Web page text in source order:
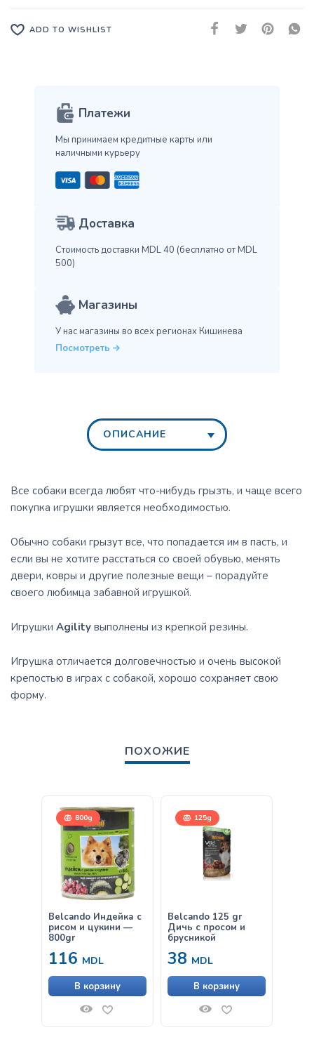
ADD TO WISHLIST
Платежи
Мы принимаем кредитные карты или
наличными курьеру
Доставка
Стоимость доставки MDL 40 (бесплатно от MDL
500)
Магазины
У нас магазины во всех регионах Кишинева
Посмотреть
ОПИСАНИЕ
Все собаки всегда любят что-нибудь грызть, и чаще всего
покупка игрушки является необходимостью.
Обычно собаки грызут все, что попадается им в пасть, и
если вы не хотите расстаться со своей обувью, менять
двери, ковры и другие полезные вещи – порадуйте
своего любимца забавной игрушкой.
Игрушки Agility выполнены из крепкой резины.
Игрушка отличается долговечностью и очень высокой
крепостью в играх с собакой, хорошо сохраняет свою
форму.
ПОХОЖИЕ
800g
Belcando Индейка с
рисом и цукини —
800gr
116 MDL
В корзину
125g
Belcando 125 gr
Дичь с просом и
брусникой
38 MDL
В корзину